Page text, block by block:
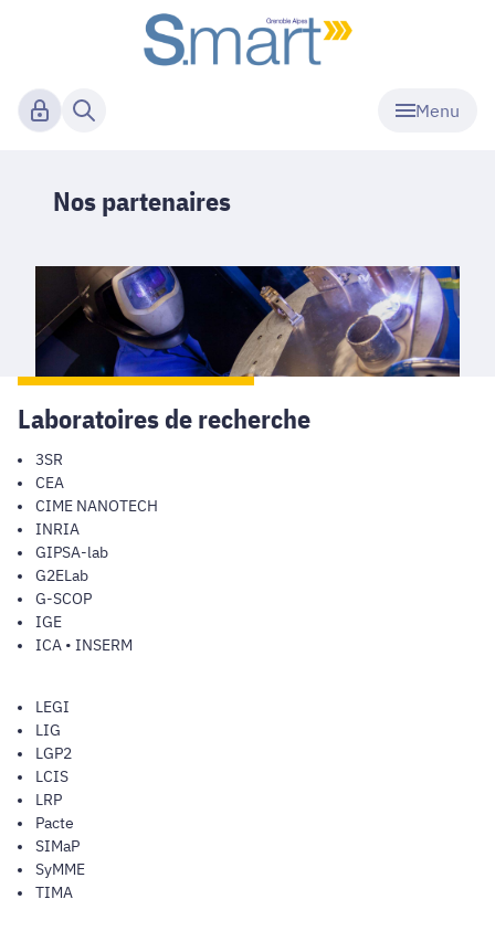
Menu
Nos partenaires
Laboratoires de recherche
3SR
CEA
CIME NANOTECH
INRIA
GIPSA-lab
G2ELab
G-SCOP
IGE
ICA • INSERM
LEGI
LIG
LGP2
LCIS
LRP
Pacte
SIMaP
SyMME
TIMA